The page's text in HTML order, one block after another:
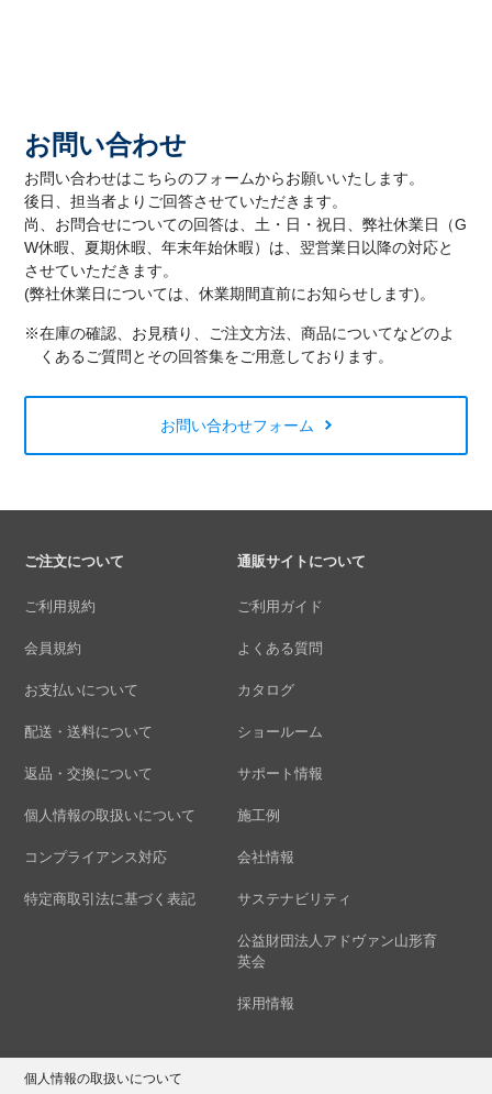
お問い合わせ
お問い合わせはこちらのフォームからお願いいたします。
後日、担当者よりご回答させていただきます。
尚、お問合せについての回答は、土・日・祝日、弊社休業日（G
W休暇、夏期休暇、年末年始休暇）は、翌営業日以降の対応と
させていただきます。
(弊社休業日については、休業期間直前にお知らせします)。
※在庫の確認、お見積り、ご注文方法、商品についてなどのよ
くあるご質問とその回答集をご用意しております。
お問い合わせフォーム
ご注文について
ご利用規約
会員規約
お支払いについて
配送・送料について
返品・交換について
個人情報の取扱いについて
コンプライアンス対応
特定商取引法に基づく表記
通販サイトについて
ご利用ガイド
よくある質問
カタログ
ショールーム
サポート情報
施工例
会社情報
サステナビリティ
公益財団法人アドヴァン山形育
英会
採用情報
個人情報の取扱いについて